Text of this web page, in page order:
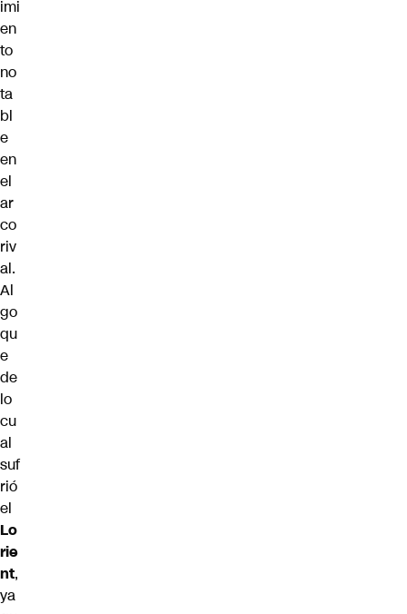
imi
en
to
no
ta
bl
e
en
el
ar
co
riv
al.
Al
go
qu
e
de
lo
cu
al
suf
rió
el
Lo
rie
nt,
ya